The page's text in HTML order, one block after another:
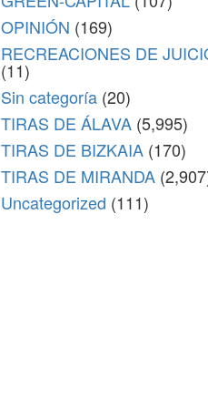
OPINIÓN (169)
RECREACIONES DE
(11)
Sin categoría (20)
TIRAS DE ÁLAVA (5,995)
TIRAS DE BIZKAIA (170)
TIRAS DE MIRANDA
Uncategorized (111)